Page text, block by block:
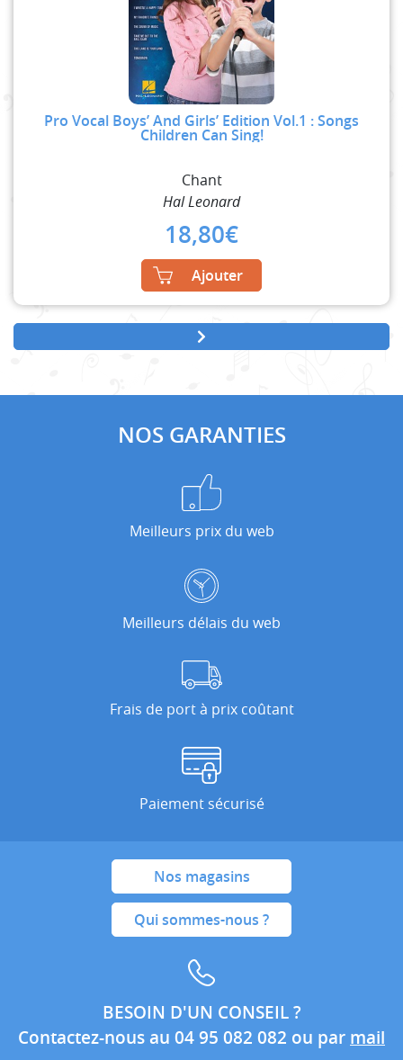
Pro Vocal Boys’ And Girls’ Edition Vol.1 : Songs
Children Can Sing!
Chant
Hal Leonard
18,80€
Ajouter
NOS GARANTIES
Meilleurs prix du web
Meilleurs délais du web
Frais de port à prix coûtant
Paiement sécurisé
Nos magasins
Qui sommes-nous ?
BESOIN D'UN CONSEIL ?
Contactez-nous au 04 95 082 082 ou par mail